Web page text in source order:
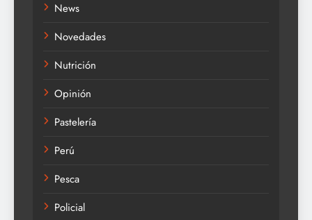
News
Novedades
Nutrición
Opinión
Pastelería
Perú
Pesca
Policial